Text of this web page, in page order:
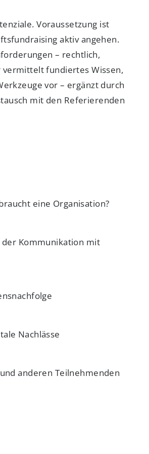
Voraussetzung ist
aktiv angehen.
– rechtlich,
vermittelt fundiertes Wissen,
vor – ergänzt durch
mit den Referierenden
eine Organisation?
der Kommunikation mit
Nachlässe
anderen Teilnehmenden